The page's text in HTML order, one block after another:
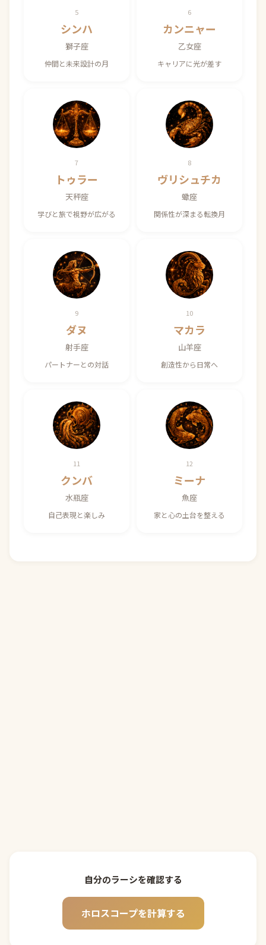
5
シンハ
獅子座
仲間と未来設計の月
6
カンニャー
乙女座
キャリアに光が差す
7
トゥラー
天秤座
学びと旅で視野が広がる
8
ヴリシュチカ
蠍座
関係性が深まる転換月
9
ダヌ
射手座
パートナーとの対話
10
マカラ
山羊座
創造性から日常へ
11
クンバ
水瓶座
自己表現と楽しみ
12
ミーナ
魚座
家と心の土台を整える
自分のラーシを確認する
ホロスコープを計算する